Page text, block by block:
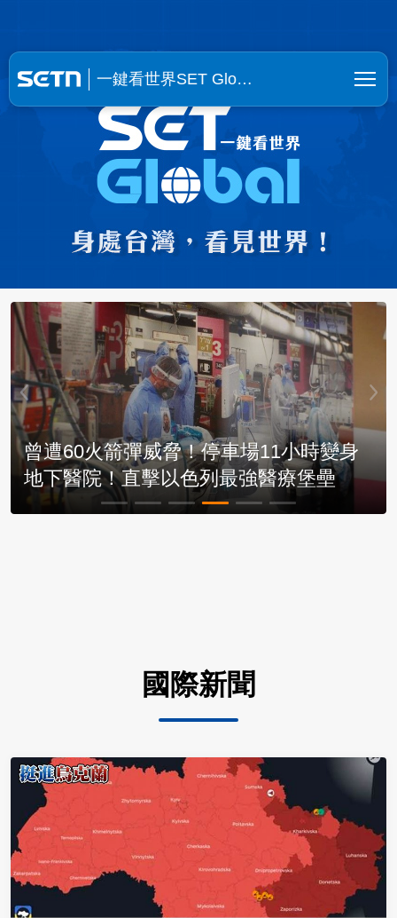
一鍵看世界SET Glo…
【挺進烏克蘭6】貿易額狂飆6成！台廠
抱團合夥填補缺口！
國際新聞